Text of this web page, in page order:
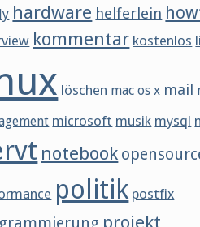
hardware helferlein
kommentar kostenlos
löschen mac os x mail
microsoft musik mysql
notebook
politik postfix
projekt